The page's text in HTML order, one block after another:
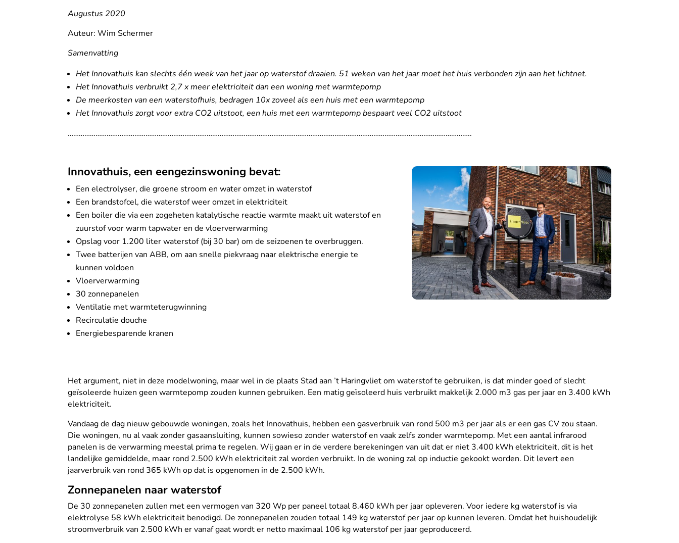
Augustus 2020
Auteur: Wim Schermer
Samenvatting
Het Innovathuis kan slechts één week van het jaar op waterstof draaien. 51 weken van het jaar moet het huis verbonden zijn aan het lichtnet.
Het Innovathuis verbruikt 2,7 x meer elektriciteit dan een woning met warmtepomp
De meerkosten van een waterstofhuis, bedragen 10x zoveel als een huis met een warmtepomp
Het Innovathuis zorgt voor extra CO2 uitstoot, een huis met een warmtepomp bespaart veel CO2 uitstoot
………………………………………………………………………………………………………………………………………………………………………………………………..
Innovathuis, een eengezinswoning bevat:
Een electrolyser, die groene stroom en water omzet in waterstof
Een brandstofcel, die waterstof weer omzet in elektriciteit
Een boiler die via een zogeheten katalytische reactie warmte maakt uit waterstof en
zuurstof voor warm tapwater en de vloerverwarming
Opslag voor 1.200 liter waterstof (bij 30 bar) om de seizoenen te overbruggen.
Twee batterijen van ABB, om aan snelle piekvraag naar elektrische energie te
kunnen voldoen
Vloerverwarming
30 zonnepanelen
Ventilatie met warmteterugwinning
Recirculatie douche
Energiebesparende kranen
Het argument, niet in deze modelwoning, maar wel in de plaats Stad aan ’t Haringvliet om waterstof te gebruiken, is dat minder goed of slecht
geïsoleerde huizen geen warmtepomp zouden kunnen gebruiken. Een matig geïsoleerd huis verbruikt makkelijk 2.000 m3 gas per jaar en 3.400 kWh
elektriciteit.
Vandaag de dag nieuw gebouwde woningen, zoals het Innovathuis, hebben een gasverbruik van rond 500 m3 per jaar als er een gas CV zou staan.
Die woningen, nu al vaak zonder gasaansluiting, kunnen sowieso zonder waterstof en vaak zelfs zonder warmtepomp. Met een aantal infrarood
panelen is de verwarming meestal prima te regelen. Wij gaan er in de verdere berekeningen van uit dat er niet 3.400 kWh elektriciteit, dit is het
landelijke gemiddelde, maar rond 2.500 kWh elektriciteit zal worden verbruikt. In de woning zal op inductie gekookt worden. Dit levert een
jaarverbruik van rond 365 kWh op dat is opgenomen in de 2.500 kWh.
Zonnepanelen naar waterstof
De 30 zonnepanelen zullen met een vermogen van 320 Wp per paneel totaal 8.460 kWh per jaar opleveren. Voor iedere kg waterstof is via
elektrolyse 58 kWh elektriciteit benodigd. De zonnepanelen zouden totaal 149 kg waterstof per jaar op kunnen leveren. Omdat het huishoudelijk
stroomverbruik van 2.500 kWh er vanaf gaat wordt er netto maximaal 106 kg waterstof per jaar geproduceerd.